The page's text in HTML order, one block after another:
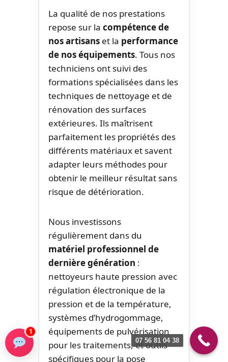
La qualité de nos prestations
repose sur la compétence de
nos artisans et la performance
de nos équipements. Tous nos
techniciens ont suivi des
formations spécialisées dans les
techniques de nettoyage et de
rénovation des surfaces
extérieures. Ils maîtrisent
parfaitement les propriétés des
différents matériaux et savent
adapter leurs méthodes pour
obtenir le meilleur résultat sans
risque de détérioration.
Nous investissons
régulièrement dans du
matériel professionnel de
dernière génération :
nettoyeurs haute pression avec
régulation électronique de la
pression et de la température,
systèmes d’hydrogommage,
équipements de pulvérisation
pour les traitements, et outils
spécifiques pour la pose
07 56 81 04 38
1